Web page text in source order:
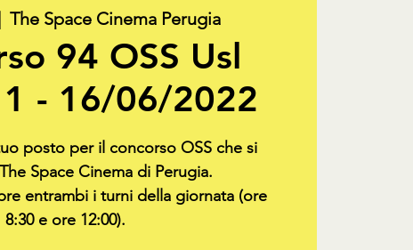
The Space Cinema Perugia
94 OSS Usl
- 16/06/2022
posto per il concorso OSS che si
Space Cinema di Perugia.
entrambi i turni della giornata (ore
8:30 e ore 12:00).